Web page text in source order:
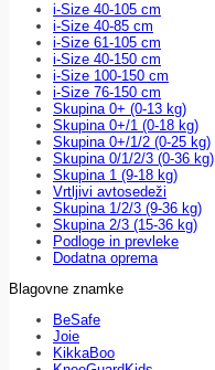
i-Size 40-105 cm
i-Size 40-85 cm
i-Size 61-105 cm
i-Size 40-150 cm
i-Size 100-150 cm
i-Size 76-150 cm
Skupina 0+ (0-13 kg)
Skupina 0+/1 (0-18 kg)
Skupina 0+/1/2 (0-25 kg)
Skupina 0/1/2/3 (0-36 kg)
Skupina 1 (9-18 kg)
Vrtljivi avtosedeži
Skupina 1/2/3 (9-36 kg)
Skupina 2/3 (15-36 kg)
Podloge in prevleke
Dodatna oprema
Blagovne znamke
BeSafe
Joie
KikkaBoo